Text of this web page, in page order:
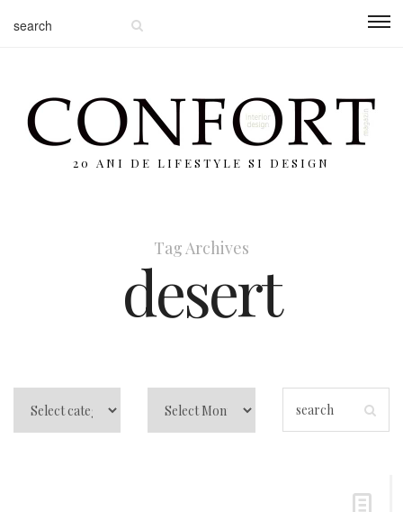
20 ANI DE LIFESTYLE SI DESIGN
Tag Archives
desert